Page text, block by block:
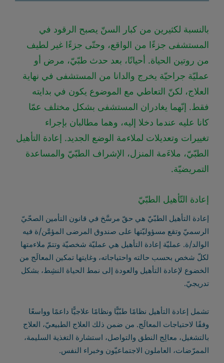
بالنسبة لكثيرين من كبار السنّ يصبح الرقود في
المستشفى جزءًا من الواقع، وحتّى جزءًا غير لطيف
من روتين الحياة. أحيانًا، بعد حدث طبّيّ، مرض أو
عمليّة جراحيّة يخرج والدانا من المستشفى في نهاية
العلاج، لكنّ التعاطي مع الموضوع يكون في بدايته
فقط. إنّهما يغادران المستشفى بشكل مختلف عمّا
كانا عليه عندما دخلا إليه، وهما مطالبان بإجراء
تغييرات وتعديلات لملاءمة الوضع الجديد. إعادة التأهيل
الطبّيّ، ملاءَمة المنزل، الإشراف الطبّيّ والمساعدة
التمريضيّة.
إعادة التّأهيل الطبّيّ
إعادة التأهيل الطبّيّ هي حقّ مرسَّخ في قانون التأمين الصحّيّ
الرسميّ وتقع مسؤوليّتها على صندوق المرضى المؤمَّن/ة فيه
الوالد/ة. عمليّة إعادة التأهيل هي عمليّة شخصيّة وتتمّ ملاءمتها
لكلّ شخص بحسب حالته واحتياجاته، وغايتها تمكين المعالَج من
الخضوع لإعادة التأهيل والعودة إلى نمط الحياة النشِط، بشكل
تدريجيّ.
تشمل إعادة التأهيل نظامًا طبّيًّا ونظامًا علاجيًّا داعمًا وواسعًا
وفقًا لاحتياجات المعالَج. من ضمن ذلك العلاج الطبيعيّ، العلاج
بالتشغيل، معالِج النطق والتواصل، استشارة التغذية السليمة،
الممرّضات، العاملون الاجتماعيّون وخبراء النفس.